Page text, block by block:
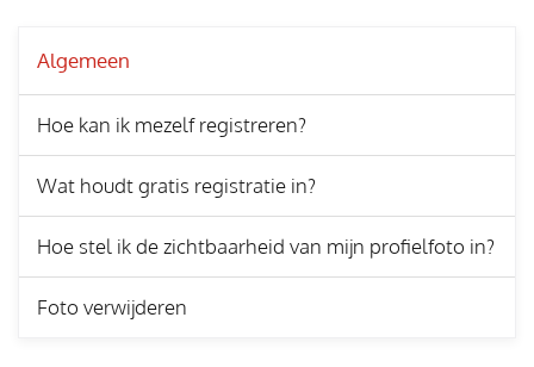
Algemeen
Hoe kan ik mezelf registreren?
Wat houdt gratis registratie in?
Hoe stel ik de zichtbaarheid van mijn profielfoto in?
Foto verwijderen